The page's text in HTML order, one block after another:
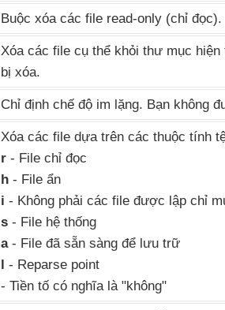
Buộc xóa các file read-only (chỉ đọc).
Xóa các file cụ thể khỏi thư mục hiện
bị xóa.
Chỉ định chế độ im lặng. Bạn không
Xóa các file dựa trên các thuộc tính
r - File chỉ đọc
h - File ẩn
i - Không phải các file được lập chỉ
s - File hệ thống
a- File đã sẵn sàng để lưu trữ
l - Reparse point
- Tiền tố có nghĩa là "không"